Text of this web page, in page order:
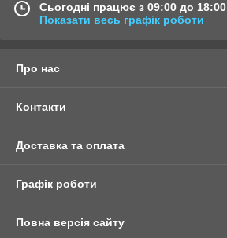
Сьогодні працює з 09:00 до 18:00
Показати весь графік роботи
Про нас
Контакти
Доставка та оплата
Графік роботи
Повна версія сайту